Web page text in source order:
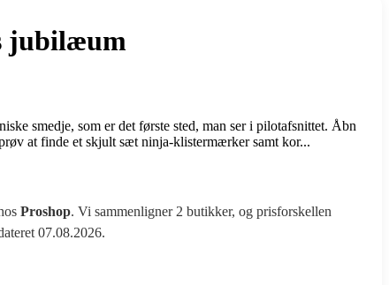
jubilæum
smedje, som er det første sted, man ser i pilotafsnittet. Åbn
at finde et skjult sæt ninja-klistermærker samt kor...
Proshop. Vi sammenligner 2 butikker, og prisforskellen
07.08.2026.